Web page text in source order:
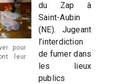
pour
leur
du Zap à
Saint-Aubin
(NE). Jugeant
l’interdiction
de fumer dans
les lieux
publics